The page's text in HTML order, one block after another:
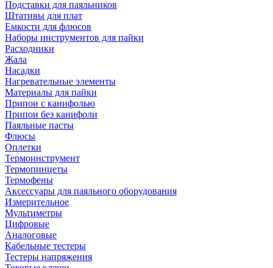
Подставки для паяльников
Штативы для плат
Емкости для флюсов
Наборы инструментов для пайки
Расходники
Жала
Насадки
Нагревательные элементы
Материалы для пайки
Припои с канифолью
Припои без канифоли
Паяльные пасты
Флюсы
Оплетки
Термоинструмент
Термопинцеты
Термофены
Аксессуары для паяльного оборудования
Измерительное
Мультиметры
Цифровые
Аналоговые
Кабельные тестеры
Тестеры напряжения